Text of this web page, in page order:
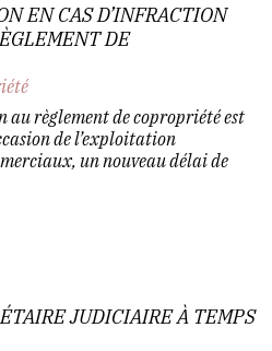
EN CAS D’INFRACTION
DE
au règlement de copropriété est
de l’exploitation
un nouveau délai de
JUDICIAIRE À TEMPS